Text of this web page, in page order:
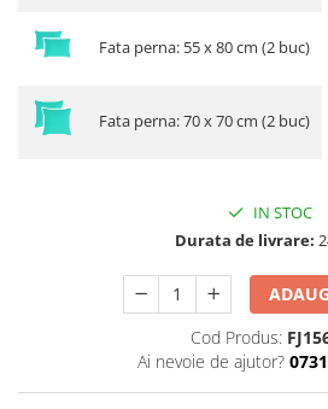
Fata perna: 55 x 80 cm (2 buc)
Fata perna: 70 x 70 cm (2 buc)
IN STOC
Durata de livrare:
Cod Produs:
Ai nevoie de ajutor?